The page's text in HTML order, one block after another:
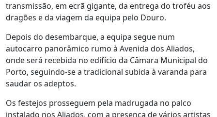
transmissão, em ecrã gigante, da entrega do troféu aos
dragões e da viagem da equipa pelo Douro.
Depois do desembarque, a equipa segue num
autocarro panorâmico rumo à Avenida dos Aliados,
onde será recebida no edifício da Câmara Municipal do
Porto, seguindo-se a tradicional subida à varanda para
saudar os adeptos.
Os festejos prosseguem pela madrugada no palco
instalado nos Aliados, com a presença de vários artistas